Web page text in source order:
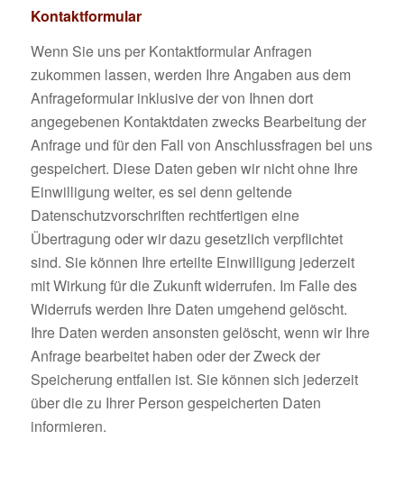
Kontaktformular
Wenn Sie uns per Kontaktformular Anfragen
zukommen lassen, werden Ihre Angaben aus dem
Anfrageformular inklusive der von Ihnen dort
angegebenen Kontaktdaten zwecks Bearbeitung der
Anfrage und für den Fall von Anschlussfragen bei uns
gespeichert. Diese Daten geben wir nicht ohne Ihre
Einwilligung weiter, es sei denn geltende
Datenschutzvorschriften rechtfertigen eine
Übertragung oder wir dazu gesetzlich verpflichtet
sind. Sie können Ihre erteilte Einwilligung jederzeit
mit Wirkung für die Zukunft widerrufen. Im Falle des
Widerrufs werden Ihre Daten umgehend gelöscht.
Ihre Daten werden ansonsten gelöscht, wenn wir Ihre
Anfrage bearbeitet haben oder der Zweck der
Speicherung entfallen ist. Sie können sich jederzeit
über die zu Ihrer Person gespeicherten Daten
informieren.